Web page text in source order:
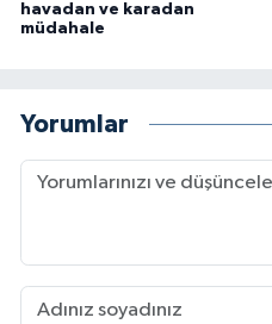
havadan ve karadan
müdahale
Yorumlar